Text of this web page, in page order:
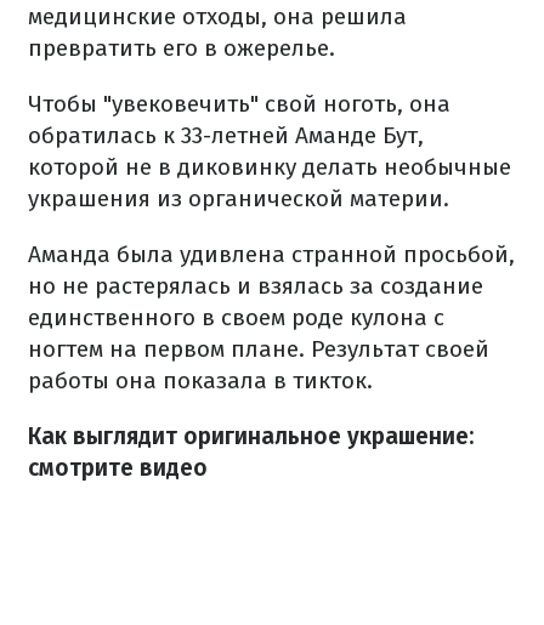
медицинские отходы, она решила
превратить его в ожерелье.
Чтобы "увековечить" свой ноготь, она
обратилась к 33-летней Аманде Бут,
которой не в диковинку делать необычные
украшения из органической материи.
Аманда была удивлена странной просьбой,
но не растерялась и взялась за создание
единственного в своем роде кулона с
ногтем на первом плане. Результат своей
работы она показала в тикток.
Как выглядит оригинальное украшение:
смотрите видео